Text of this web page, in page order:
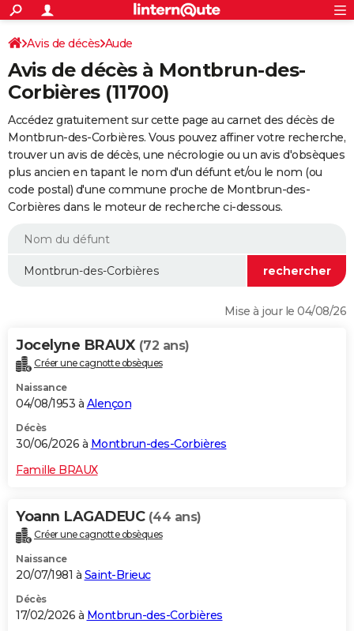
ACTUALITÉS
Politique
Société
Faits Divers
Education
Monde
Villes
+
SPORT
Coupe du monde 2026
Football
Tennis
Cyclisme
Rugby
Forum
CULTURE
FINANCE
Retraite
Impôts
Epargne
Immobilier
Risques naturels par ville
Banque
Assurance
Crédit
Essais
Réserver un essai
Citadines
Berlines
SUV
Forum auto
+
HIGH-TECH
Mobiles
Meilleur smartphone
Internet
Ordinateurs
Jeux vidéo
Guide high-tech
+
BRICOLAGE
Forum
Aménagement intérieur
Extérieur
Cuisine
Salle de bains
Jardinage
Rangement
WEEK-END
Guides de France
Escapades
Patrimoine
Expositions
Musées
Week-end nature
LIFESTYLE
Alimentation
Guide de la santé
Maladies
Médicaments
Sommeil
VOYAGE
Destinations
City break
Voyage nature
Voyage de noces
Forum
Climat
+PHOTO
GUIDES D'ACHAT
BONS PLANS
CARTE DE VOEUX
Dictionnaire
Biographies
Citations
Expressions
Proverbes
PROGRAMME TV
COPAINS D'AVANT
S'inscrire
Se connecter
Lycées
Collèges
Primaires
Universités
Entreprises
Service militaire
Avis de recherche
AVIS DE DÉCÈS
Avis de décès Aude
Avis de décès à Montbrun-des-
Corbières (11700)
Accédez gratuitement sur cette page au carnet des décès de
Montbrun-des-Corbières. Vous pouvez affiner votre recherche,
trouver un avis de décès, une nécrologie ou un avis d'obsèques
plus ancien en tapant le nom d'un défunt et/ou le nom (ou
code postal) d'une commune proche de Montbrun-des-
Corbières dans le moteur de recherche ci-dessous.
Mise à jour le 04/08/26
Jocelyne BRAUX (72 ans)
Créer une cagnotte obsèques
Naissance
04/08/1953 à Alençon
Décès
30/06/2026 à Montbrun-des-Corbières
Famille BRAUX
Yoann LAGADEUC (44 ans)
Créer une cagnotte obsèques
Naissance
20/07/1981 à Saint-Brieuc
Décès
17/02/2026 à Montbrun-des-Corbières